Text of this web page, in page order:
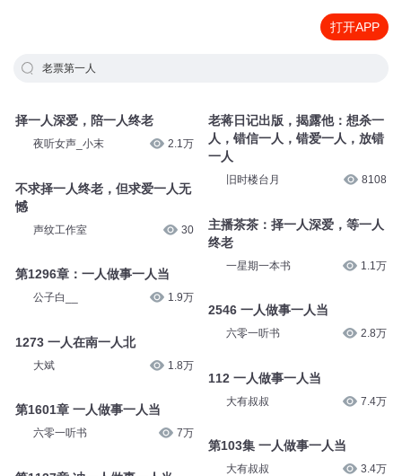
打开APP
老票第一人
择一人深爱，陪一人终老
夜听女声_小末 2.1万
不求择一人终老，但求爱一人无
憾
声纹工作室 30
第1296章：一人做事一人当
公子白__ 1.9万
1273 一人在南一人北
大斌 1.8万
第1601章 一人做事一人当
六零一听书 7万
老蒋日记出版，揭露他：想杀一
人，错信一人，错爱一人，放错
一人
旧时楼台月 8108
主播茶茶：择一人深爱，等一人
终老
一星期一本书 1.1万
2546 一人做事一人当
六零一听书 2.8万
112 一人做事一人当
大有叔叔 7.4万
第103集 一人做事一人当
大有叔叔 3.4万